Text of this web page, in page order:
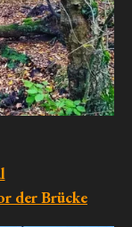
der Brücke